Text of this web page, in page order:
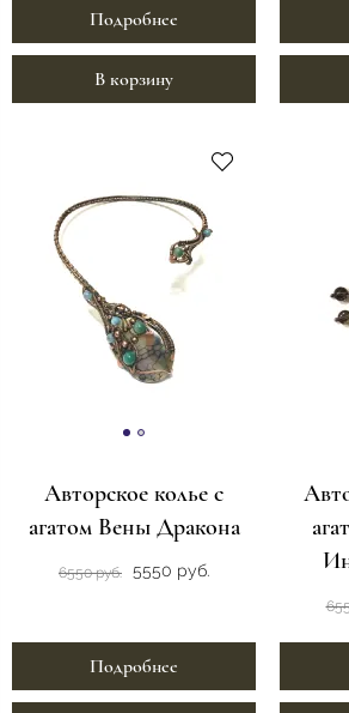
Подробнее
В корзину
Авторское колье с
агатом Вены Дракона
6550 руб. 5550 руб.
Подробнее